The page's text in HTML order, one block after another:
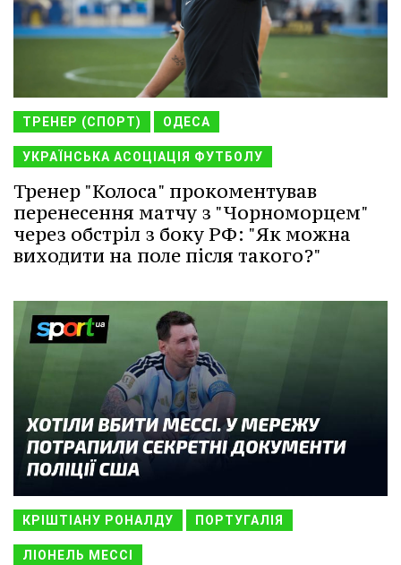
ТРЕНЕР (СПОРТ) ОДЕСА
УКРАЇНСЬКА АСОЦІАЦІЯ ФУТБОЛУ
Тренер "Колоса" прокоментував
перенесення матчу з "Чорноморцем"
через обстріл з боку РФ: "Як можна
виходити на поле після такого?"
КРІШТІАНУ РОНАЛДУ ПОРТУГАЛІЯ
ЛІОНЕЛЬ МЕССІ